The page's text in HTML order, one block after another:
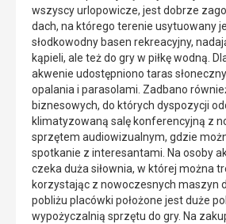
wszyscy urlopowicze, jest dobrze
dach, na którego terenie usytuowany
słodkowodny basen rekreacyjny,
kąpieli, ale też do gry w piłkę wodną.
akwenie udostępniono taras
opalania i parasolami. Zadbano
biznesowych, do których dyspozycji
klimatyzowaną salę konferencyjną z
sprzętem audiowizualnym, gdzie
spotkanie z interesantami. Na osoby
czeka duża siłownia, w której można
korzystając z nowoczesnych maszyn
pobliżu placówki położone jest duże
wypożyczalnią sprzętu do gry. Na